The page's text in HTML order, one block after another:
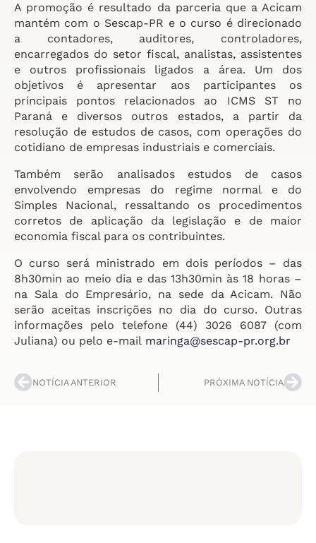
A promoção é resultado da parceria que a Acicam
mantém com o Sescap-PR e o curso é direcionado
a contadores, auditores, controladores,
encarregados do setor fiscal, analistas, assistentes
e outros profissionais ligados a área. Um dos
objetivos é apresentar aos participantes os
principais pontos relacionados ao ICMS ST no
Paraná e diversos outros estados, a partir da
resolução de estudos de casos, com operações do
cotidiano de empresas industriais e comerciais.
Também serão analisados estudos de casos
envolvendo empresas do regime normal e do
Simples Nacional, ressaltando os procedimentos
corretos de aplicação da legislação e de maior
economia fiscal para os contribuintes.
O curso será ministrado em dois períodos – das
8h30min ao meio dia e das 13h30min às 18 horas –
na Sala do Empresário, na sede da Acicam. Não
serão aceitas inscrições no dia do curso. Outras
informações pelo telefone (44) 3026 6087 (com
Juliana) ou pelo e-mail maringa@sescap-pr.org.br
NOTÍCIA ANTERIOR PRÓXIMA NOTÍCIA